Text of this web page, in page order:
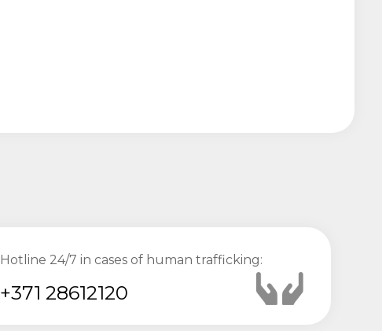
Hotline 24/7 in cases of human trafficking:
+371 28612120